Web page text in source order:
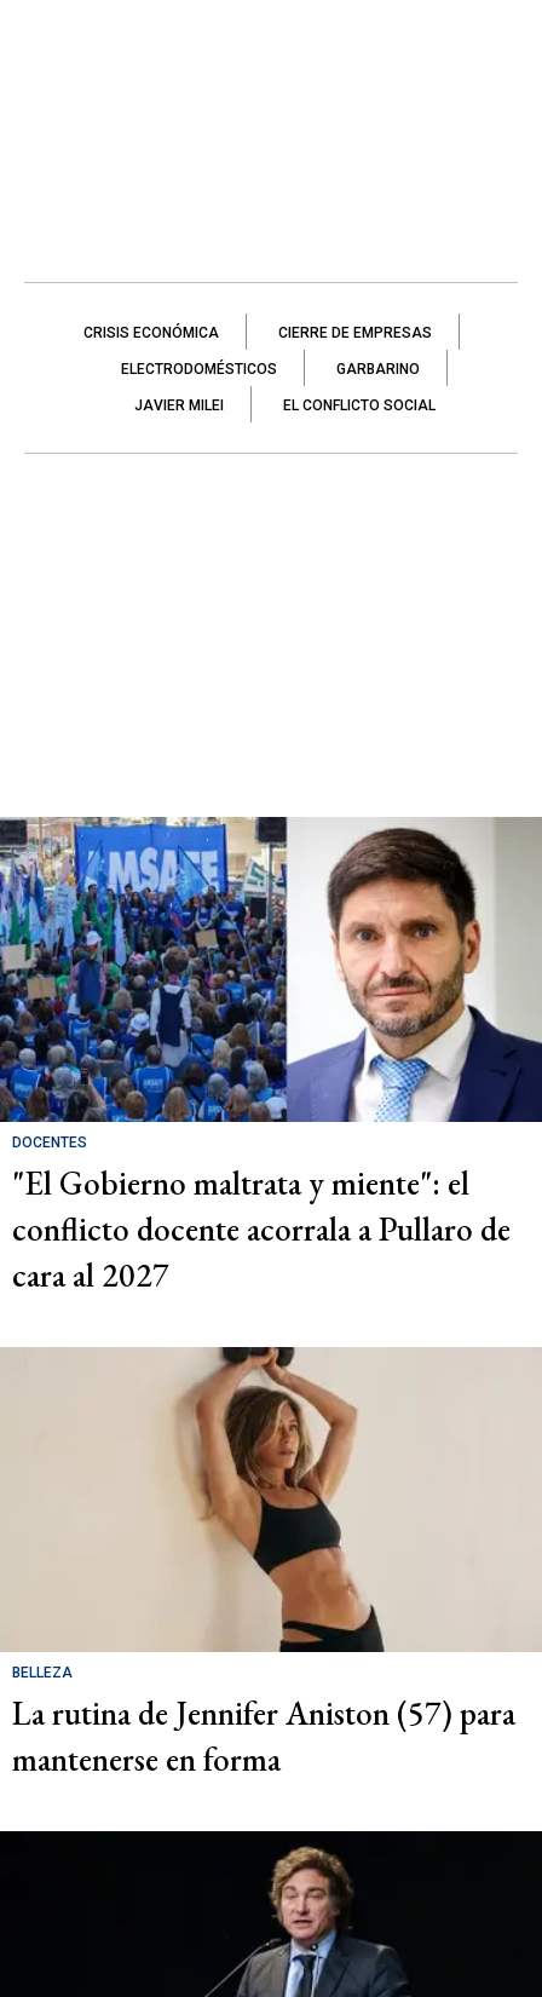
CRISIS ECONÓMICA CIERRE DE EMPRESAS
ELECTRODOMÉSTICOS GARBARINO
JAVIER MILEI EL CONFLICTO SOCIAL
DOCENTES
"El Gobierno maltrata y miente": el
conflicto docente acorrala a Pullaro de
cara al 2027
BELLEZA
La rutina de Jennifer Aniston (57) para
mantenerse en forma